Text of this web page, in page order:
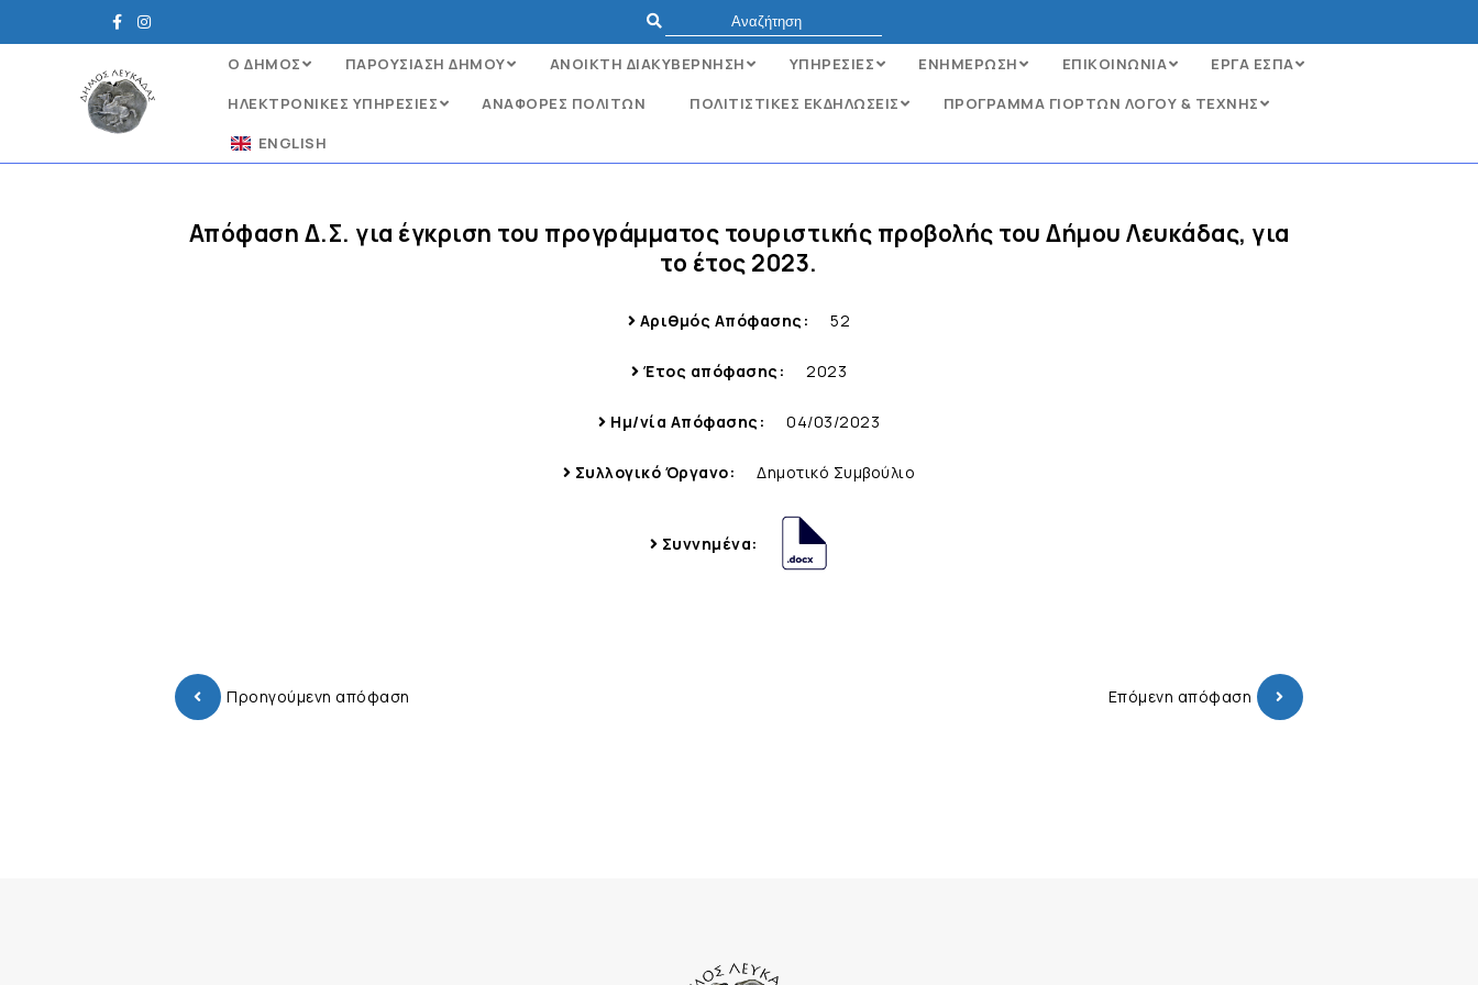
Ο ΔΗΜΟΣ ΠΑΡΟΥΣΙΑΣΗ ΔΗΜΟΥ ΑΝΟΙΚΤΗ ΔΙΑΚΥΒΕΡΝΗΣΗ ΥΠΗΡΕΣΙΕΣ ΕΝΗΜΕΡΩΣΗ ΕΠΙΚΟΙΝΩΝΙΑ
ΕΡΓΑ ΕΣΠΑ
ΗΛΕΚΤΡΟΝΙΚΈΣ ΥΠΗΡΕΣΊΕΣ
ΑΝΑΦΟΡΈΣ ΠΟΛΙΤΏΝ ΠΟΛΙΤΙΣΤΙΚΕΣ ΕΚΔΗΛΩΣΕΙΣ
ΠΡΟΓΡΑΜΜΑ ΓΙΟΡΤΩΝ ΛΟΓΟΥ & ΤΕΧΝΗΣ
ENGLISH
Απόφαση Δ.Σ. για έγκριση του προγράμματος τουριστικής προβολής του Δήμου Λευκάδας, για
το έτος 2023.
Αριθμός Απόφασης: 52
Έτος απόφασης: 2023
Ημ/νία Απόφασης: 04/03/2023
Συλλογικό Όργανο: Δημοτικό Συμβούλιο
Συννημένα:
Προηγούμενη απόφαση Επόμενη απόφαση